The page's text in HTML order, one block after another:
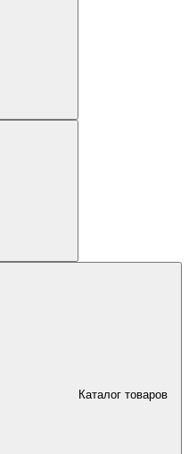
Каталог товаров